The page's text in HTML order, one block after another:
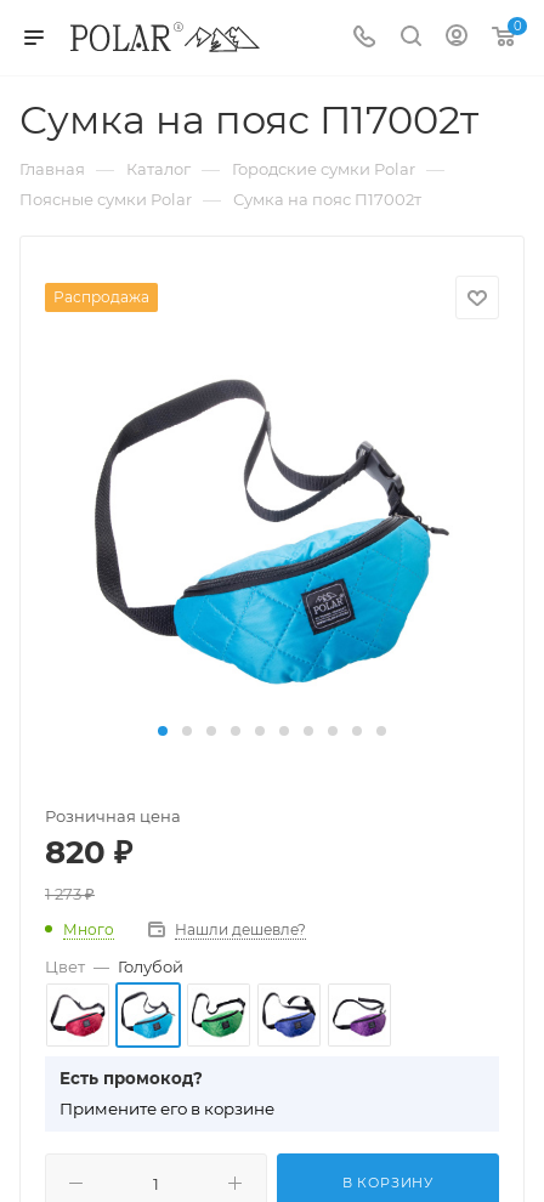
0
Сумка на пояс П17002т
Главная — Каталог — Городские сумки Polar —
Поясные сумки Polar — Сумка на пояс П17002т
Распродажа
Розничная цена
820 ₽
1 273₽
Много Нашли дешевле?
Цвет — Голубой
Есть промокод?
Примените его в корзине
В КОРЗИНУ